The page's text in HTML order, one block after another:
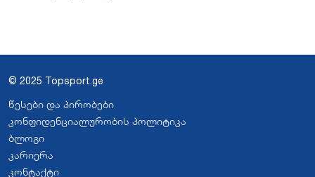
© 2025 Topsport.ge
წესები და პირობები
კონფიდენციალურობის პოლიტიკა
ბლოგი
კარიერა
კონტაქტი